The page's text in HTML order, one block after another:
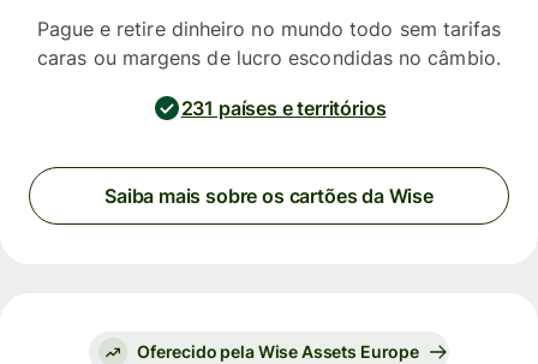
Pague e retire dinheiro no mundo todo sem tarifas
caras ou margens de lucro escondidas no câmbio.
231 países e territórios
Saiba mais sobre os cartões da Wise
Oferecido pela Wise Assets Europe